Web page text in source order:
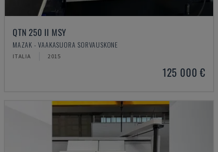
QTN 250 II MSY
MAZAK - VAAKASUORA SORVAUSKONE
ITALIA 2015
125 000 €